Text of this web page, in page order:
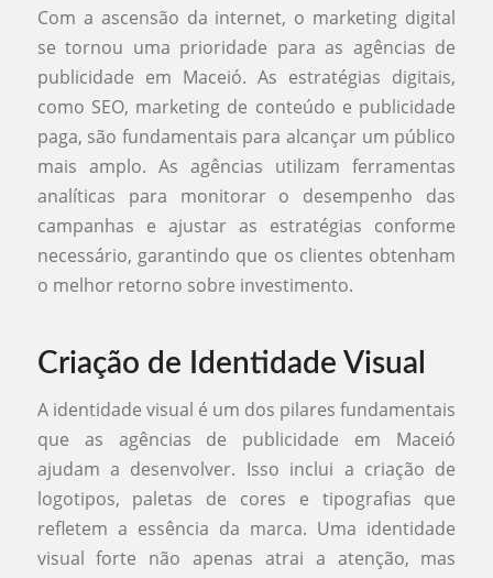
Com a ascensão da internet, o marketing digital
se tornou uma prioridade para as agências de
publicidade em Maceió. As estratégias digitais,
como SEO, marketing de conteúdo e publicidade
paga, são fundamentais para alcançar um público
mais amplo. As agências utilizam ferramentas
analíticas para monitorar o desempenho das
campanhas e ajustar as estratégias conforme
necessário, garantindo que os clientes obtenham
o melhor retorno sobre investimento.
Criação de Identidade Visual
A identidade visual é um dos pilares fundamentais
que as agências de publicidade em Maceió
ajudam a desenvolver. Isso inclui a criação de
logotipos, paletas de cores e tipografias que
refletem a essência da marca. Uma identidade
visual forte não apenas atrai a atenção, mas